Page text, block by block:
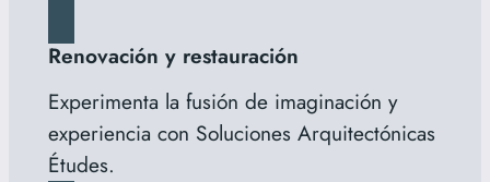
Renovación y restauración
Experimenta la fusión de imaginación y
experiencia con Soluciones Arquitectónicas
Études.